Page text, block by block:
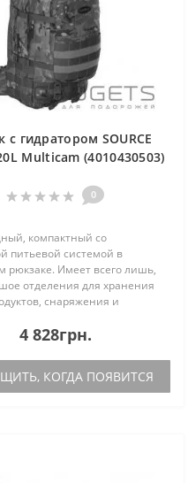
с гидратором SOURCE
Multicam (4010430503)
0
компактный со
питьевой системой в
рюкзаке. Имеет всего лишь,
отделения для хранения
снаряжения и
использования
4 828грн.
КОГДА ПОЯВИТСЯ